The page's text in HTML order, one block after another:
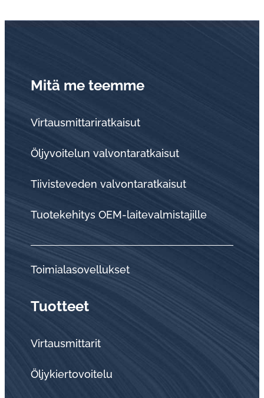
Mitä me teemme
Virtausmittariratkaisut
Öljyvoitelun valvontaratkaisut
Tii­vis­te­ve­den val­von­ta­rat­kai­sut
Tuo­te­ke­hi­tys OEM-lai­te­val­mis­ta­jil­le
Toi­mia­la­so­vel­luk­set
Tuotteet
Virtausmittarit
Öljykiertovoitelu